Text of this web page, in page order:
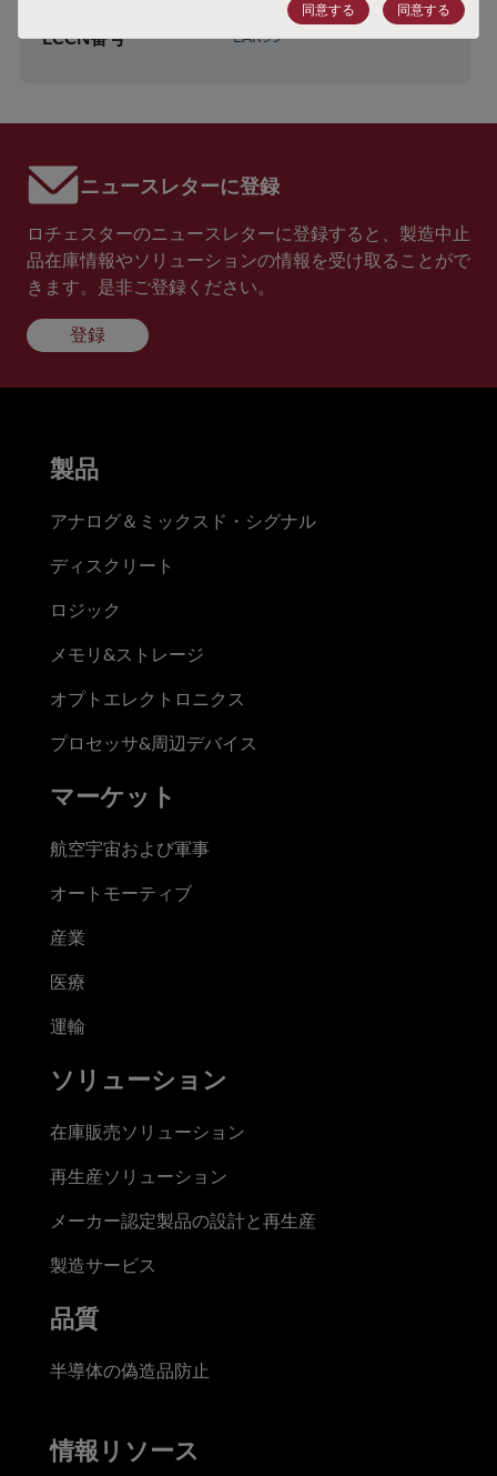
ECCN番号 EAR99
ニュースレターに登録
ロチェスターのニュースレターに登録すると、製造中止
品在庫情報やソリューションの情報を受け取ることがで
きます。是非ご登録ください。
登録
同意する 同意する
製品
アナログ＆ミックスド・シグナル
ディスクリート
ロジック
メモリ&ストレージ
オプトエレクトロニクス
プロセッサ&周辺デバイス
マーケット
航空宇宙および軍事
オートモーティブ
産業
医療
運輸
ソリューション
在庫販売ソリューション
再生産ソリューション
メーカー認定製品の設計と再生産
製造サービス
品質
半導体の偽造品防止
情報リソース